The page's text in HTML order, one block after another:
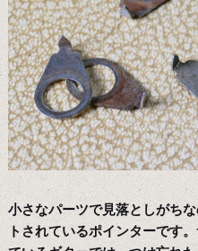
小さなパーツで見落としがち
トされているポインターです